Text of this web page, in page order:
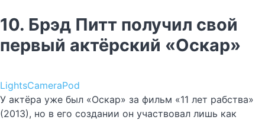
10. Брэд Питт получил свой
первый актёрский «Оскар»
LightsCameraPod
У актёра уже был «Оскар» за фильм «11 лет рабства»
(2013), но в его создании он участвовал лишь как